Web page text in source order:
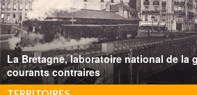
La Bretagne, laboratoire national de la
courants contraires